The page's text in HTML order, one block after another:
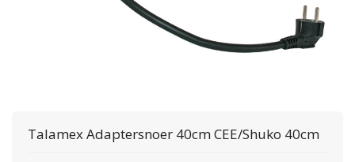
TalamexAdaptersnoer 40cm CEE/Shuko 40cm